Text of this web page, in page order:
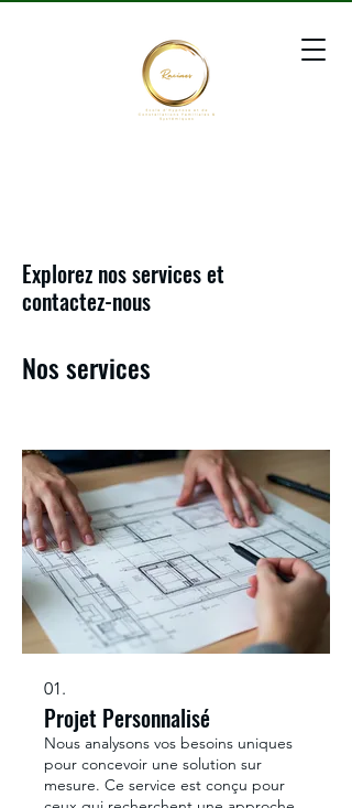
Explorez nos services et
contactez-nous
Nos services
01.
Projet Personnalisé
Nous analysons vos besoins uniques
pour concevoir une solution sur
mesure. Ce service est conçu pour